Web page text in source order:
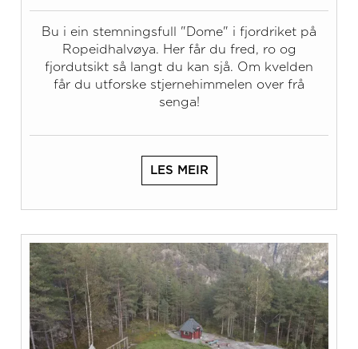
Bu i ein stemningsfull "Dome" i fjordriket på
Ropeidhalvøya. Her får du fred, ro og
fjordutsikt så langt du kan sjå. Om kvelden
får du utforske stjernehimmelen over frå
senga!
LES MEIR